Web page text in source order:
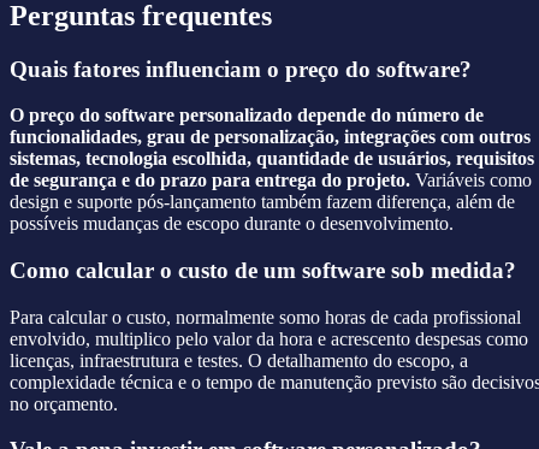
Perguntas frequentes
Quais fatores influenciam o preço do software?
O preço do software personalizado depende do número de
funcionalidades, grau de personalização, integrações com outros
sistemas, tecnologia escolhida, quantidade de usuários, requisitos
de segurança e do prazo para entrega do projeto. Variáveis como
design e suporte pós-lançamento também fazem diferença, além de
possíveis mudanças de escopo durante o desenvolvimento.
Como calcular o custo de um software sob medida?
Para calcular o custo, normalmente somo horas de cada profissional
envolvido, multiplico pelo valor da hora e acrescento despesas como
licenças, infraestrutura e testes. O detalhamento do escopo, a
complexidade técnica e o tempo de manutenção previsto são
no orçamento.